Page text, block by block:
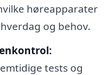
høreapparater
og behov.
tests og